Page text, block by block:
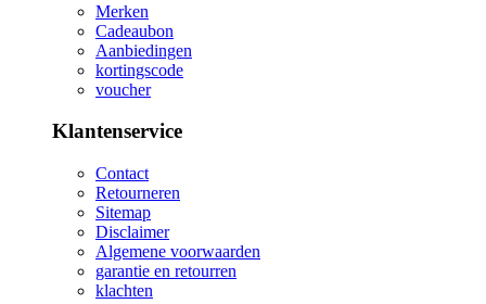
Merken
Cadeaubon
Aanbiedingen
kortingscode
voucher
Klantenservice
Contact
Retourneren
Sitemap
Disclaimer
Algemene voorwaarden
garantie en retourren
klachten